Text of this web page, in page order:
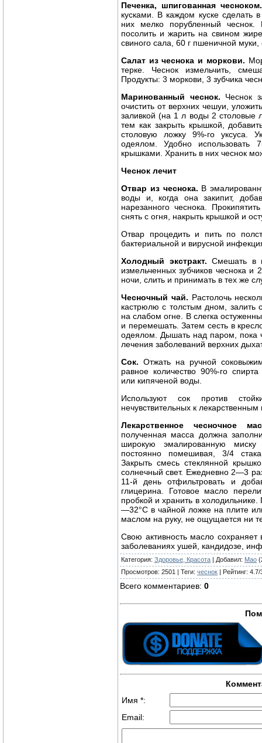
Печенка, шпигованная чесноком.
кусками. В каждом куске
них мелко порубленный
посолить и жарить на свином
свиного сала, 60 г пшеничной муки,
Салат из чеснока и моркови.
терке. Чеснок измельчить,
Продукты: 3 моркови, 3 зубчика
Маринованный чеснок. Чеснок
очистить от верхних чешуи,
заливкой (на 1 л воды 2 столовые
тем как закрыть крышкой,
столовую ложку 9%-го уксуса.
одеялом. Удобно использовать
крышками. Хранить в них чеснок
Чеснок лечит
Отвар из чеснока. В
воды и, когда она закипит,
нарезанного чеснока.
снять с огня, накрыть крышкой и
Отвар процедить и пить по
бактериальной и вирусной
Холодный экстракт. Смешать в
измельченных зубчиков чеснока и
ночи, слить и принимать в тех же
Чесночный чай. Растолочь
кастрюлю с толстым дном, залить
на слабом огне. В слегка
и перемешать. Затем сесть в
одеялом. Дышать над паром, пока
лечения заболеваний верхних
Сок. Отжать на ручной
равное количество 90%-го
или кипяченой воды.
Используют сок против
нечувствительных к
Лекарственное чесночное
полученная масса должна
широкую эмалированную
постоянно помешивая, 3/4
Закрыть смесь стеклянной
солнечный свет. Ежедневно 2—3
11-й день отфильтровать и
глицерина. Готовое масло
пробкой и хранить в
—32°С в чайной ложке на плите
маслом на руку, не ощущается ни
Свою активность масло
заболеваниях ушей, кандидозе,
Категория: Здоровье, Красота | Добавил: Mao
Просмотров: 2501 | Теги: чеснок | Рейтинг: 4.7/
Всего комментариев: 0
Имя *:
Email: